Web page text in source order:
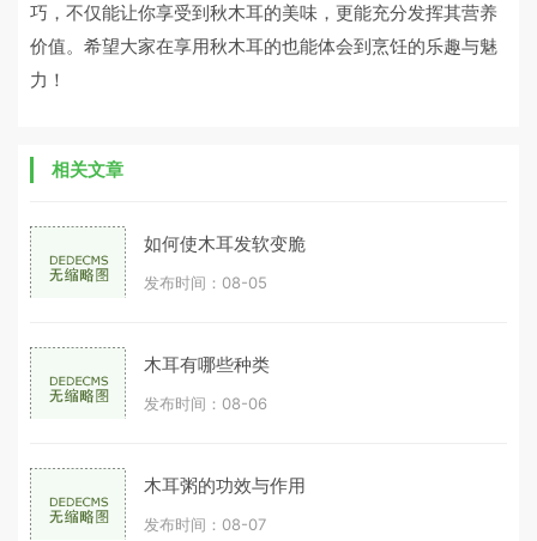
巧，不仅能让你享受到秋木耳的美味，更能充分发挥其营养
价值。希望大家在享用秋木耳的也能体会到烹饪的乐趣与魅
力！
相关文章
如何使木耳发软变脆
发布时间：08-05
木耳有哪些种类
发布时间：08-06
木耳粥的功效与作用
发布时间：08-07